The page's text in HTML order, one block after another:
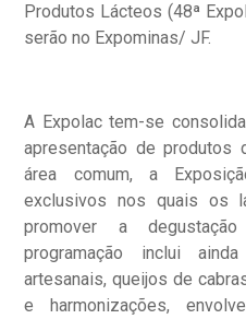
Produtos Lácteos (48ª
serão no Expominas/ JF.
A Expolac tem-se
apresentação de produtos
área comum, a
exclusivos nos quais os
promover a
programação inclui
artesanais, queijos de
e harmonizações,